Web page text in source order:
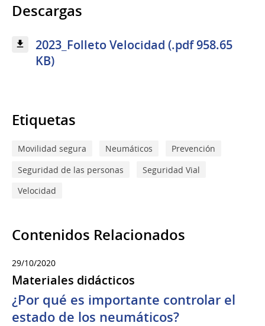
Descargas
2023_Folleto Velocidad (.pdf 958.65
KB)
Etiquetas
Movilidad segura Neumáticos
Prevención
Seguridad de las personas
Seguridad Vial
Velocidad
Contenidos Relacionados
29/10/2020
Materiales didácticos
¿Por qué es importante controlar el
estado de los neumáticos?